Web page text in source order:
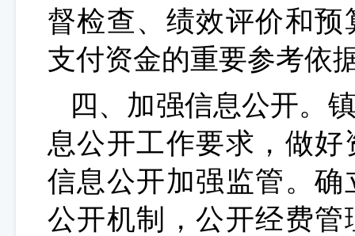
督检查、绩效评价和
支付资金的重要参考依
四、加强信息公开。
息公开工作要求，做
信息公开加强监管。
公开机制，公开经费